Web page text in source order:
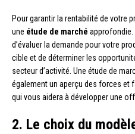
Pour garantir la rentabilité de votre
une étude de marché approfondie.
d’évaluer la demande pour votre
cible et de déterminer les
secteur d’activité. Une étude de
également un aperçu des forces et
qui vous aidera à développer une
2. Le choix du